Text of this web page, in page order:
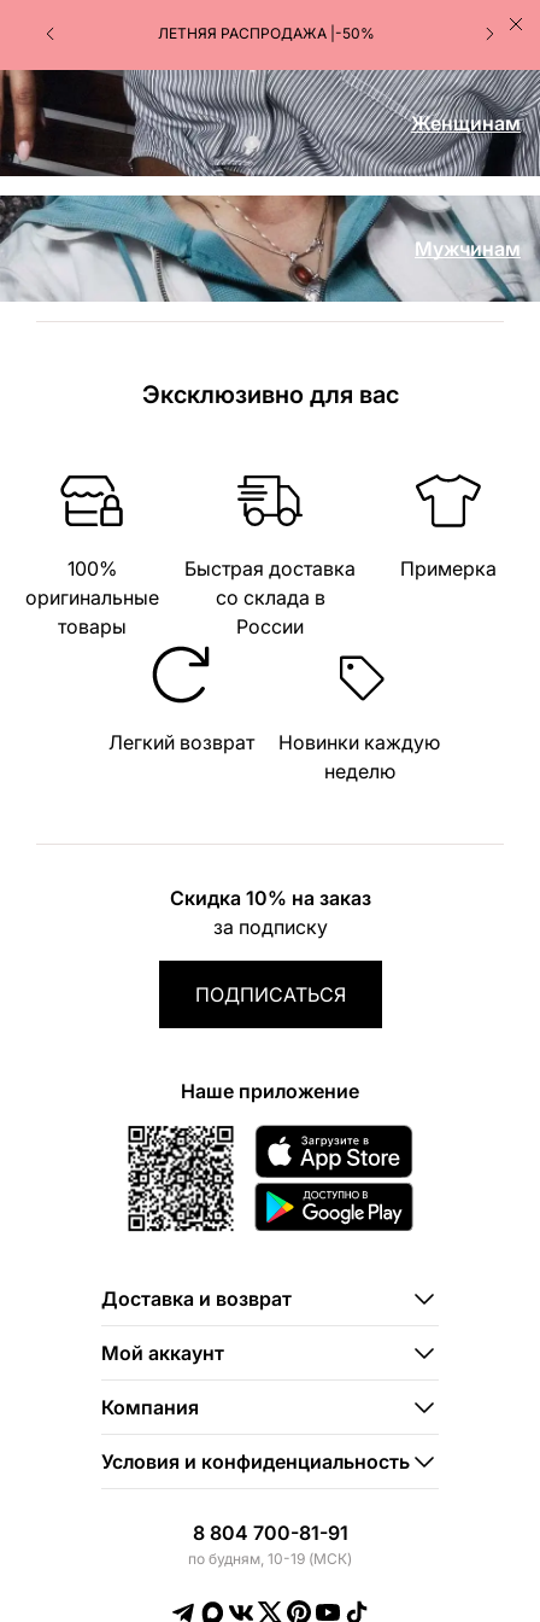
ЛЕТНЯЯ РАСПРОДАЖА |-50%
Женщинам
Мужчинам
Эксклюзивно для вас
100%
оригинальные
товары
Быстрая доставка
со склада в
России
Примерка
Легкий возврат
Новинки каждую
неделю
Скидка 10% на заказ
за подписку
ПОДПИСАТЬСЯ
Наше приложение
Доставка и возврат
Мой аккаунт
Компания
Условия и конфиденциальность
8 804 700-81-91
по будням, 10-19 (МСК)